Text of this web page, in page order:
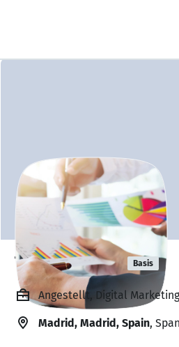
Tamara Diaz Basis
Angestellt, Digital
Madrid, Madrid, Spain,